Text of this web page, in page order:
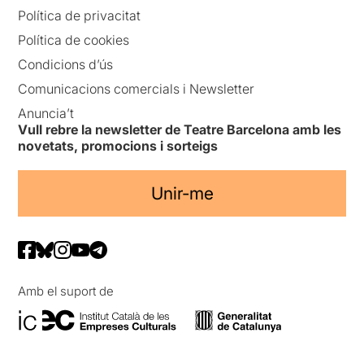
Política de privacitat
Política de cookies
Condicions d’ús
Comunicacions comercials i Newsletter
Anuncia’t
Vull rebre la newsletter de Teatre Barcelona amb les
novetats, promocions i sorteigs
Unir-me
Amb el suport de